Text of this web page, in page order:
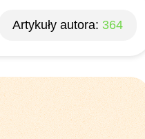
Artykuły autora: 364